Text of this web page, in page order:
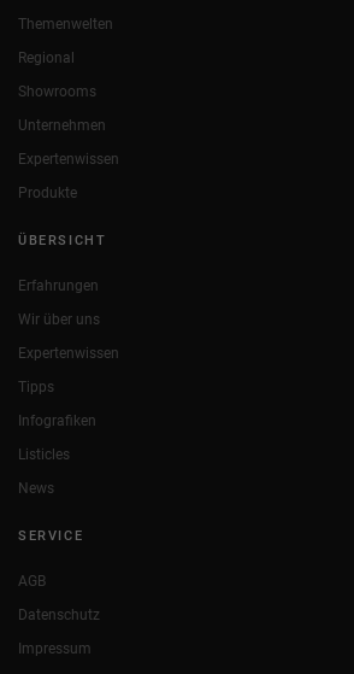
Themenwelten
Regional
Showrooms
Unternehmen
Expertenwissen
Produkte
ÜBERSICHT
Erfahrungen
Wir über uns
Expertenwissen
Tipps
Infografiken
Listicles
News
SERVICE
AGB
Datenschutz
Impressum